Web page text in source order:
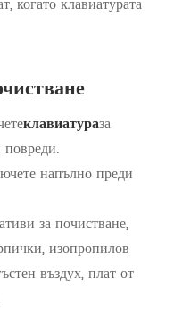
клавиатураза
повреди.
напълно преди
за почистване,
изопропилов
въздух, плат от